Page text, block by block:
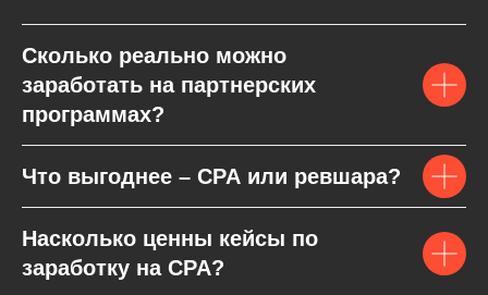
Сколько реально можно
заработать на партнерских
программах?
Что выгоднее – CPA или ревшара?
Насколько ценны кейсы по
заработку на CPA?